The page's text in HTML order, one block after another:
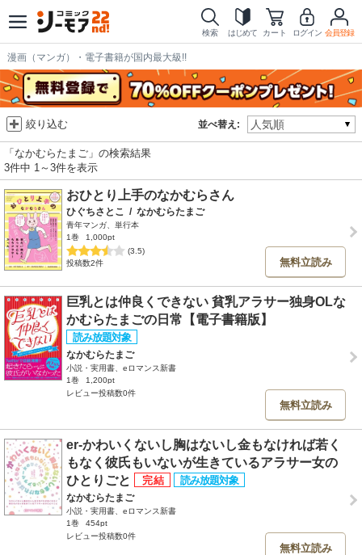
検索 はじめて カート ログイン 会員登録
漫画（マンガ）・電子書籍が国内最大級!!
並べ替え:
絞り込む
「なかむらたまご」の検索結果
3件中 1～3件を表示
おひとり上手のなかむらさん
ひぐちさとこ / なかむらたまご
青年マンガ、単行本
1巻
1,000pt
(3.5)
投稿数2件
無料立読み
巨乳とは仲良くできない 貧乳アラサー独身OLな
かむらたまごの日常【電子書籍版】
なかむらたまご
小説・実用書、eロマンス新書
1巻
1,200pt
レビュー投稿数0件
無料立読み
er-かわいくないし胸はないし金もなければ若く
もなく彼氏もいないが生きているアラサー女の
ひとりごと
なかむらたまご
小説・実用書、eロマンス新書
1巻
454pt
レビュー投稿数0件
無料立読み